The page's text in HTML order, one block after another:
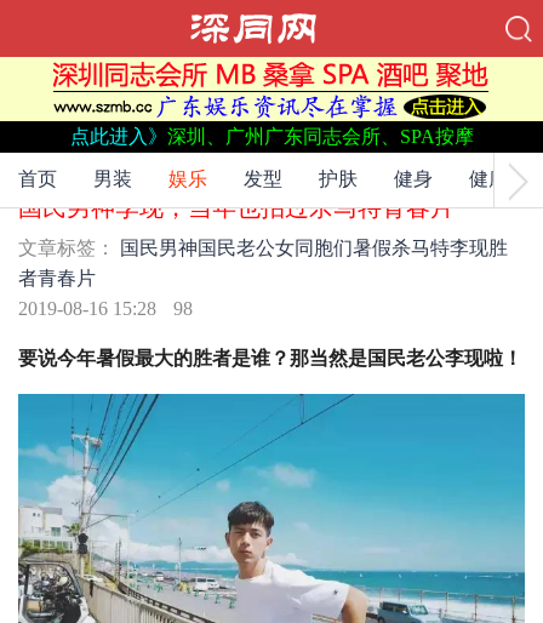
点此进入》 深圳、广州广东同志会所、SPA按摩
首页 男装 娱乐 发型 护肤 健身 健康
文章标签：国民男神国民老公 女同胞们暑假 杀马特李现
者青春片
国民男神李现，当年也拍过杀马特青春片
文章标签： 国民男神国民老公女同胞们暑假杀马特李现胜
者青春片
2019-08-16 15:28
98
要说今年暑假最大的胜者是谁？那当然是国民老公李现啦！